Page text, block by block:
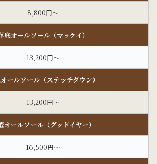
8,800円～
底オールソール（マッケイ）
13,200円～
ールソール（ステッチダウン）
13,200円～
オールソール（グッドイヤー）
16,500円～